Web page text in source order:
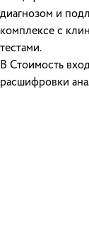
диагнозом и
комплексе с
тестами.
В Стоимость
расшифровки